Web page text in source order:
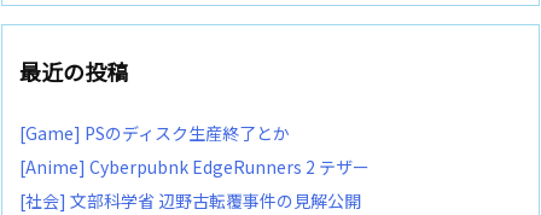
最近の投稿
[Game] PSのディスク生産終了とか
[Anime] Cyberpubnk EdgeRunners 2 テザー
[社会] 文部科学省 辺野古転覆事件の見解公開